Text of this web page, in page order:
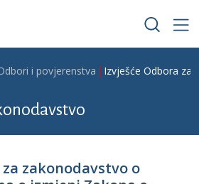
i povjerenstva Izvješće Odbora za
zakonodavstvo o